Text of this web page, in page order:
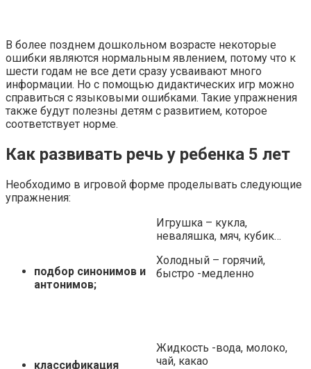
В более позднем дошкольном возрасте некоторые
ошибки являются нормальным явлением, потому что к
шести годам не все дети сразу усваивают много
информации. Но с помощью дидактических игр можно
справиться с языковыми ошибками. Такие упражнения
также будут полезны детям с развитием, которое
соответствует норме.
Как развивать речь у ребенка 5 лет
Необходимо в игровой форме проделывать следующие
упражнения:
подбор синонимов и
антонимов;
Игрушка – кукла,
неваляшка, мяч, кубик…
Холодный – горячий,
быстро -медленно
классификация
Жидкость -вода, молоко,
чай, какао